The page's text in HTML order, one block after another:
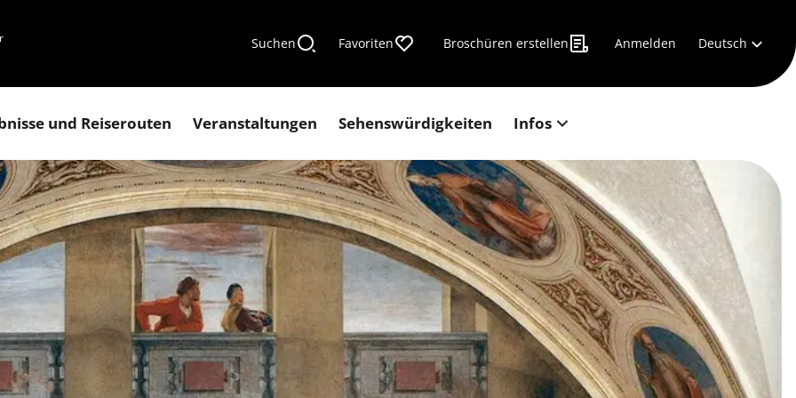
Suchen Favoriten Broschüren erstellen Anmelden Deutsch
und Reiserouten Veranstaltungen Sehenswürdigkeiten Infos